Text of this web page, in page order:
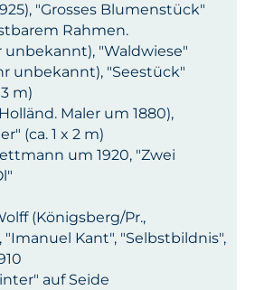
"Grosses Blumenstück"
Rahmen.
unbekannt), "Waldwiese"
unbekannt), "Seestück"
m)
Maler um 1880),
(ca. 1 x 2 m)
um 1920, "Zwei
(Königsberg/Pr.,
Kant", "Selbstbildnis",
auf Seide